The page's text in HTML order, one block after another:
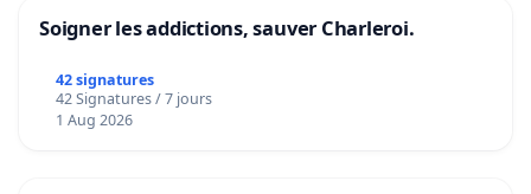
Soigner les addictions, sauver Charleroi.
42 signatures
42 Signatures / 7 jours
1 Aug 2026